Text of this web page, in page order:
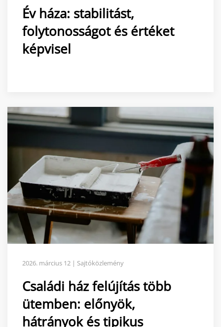
Év háza: stabilitást,
folytonosságot és értéket
képvisel
2026. március 12 | Sajtóközlemény
Családi ház felújítás több
ütemben: előnyök,
hátrányok és tipikus